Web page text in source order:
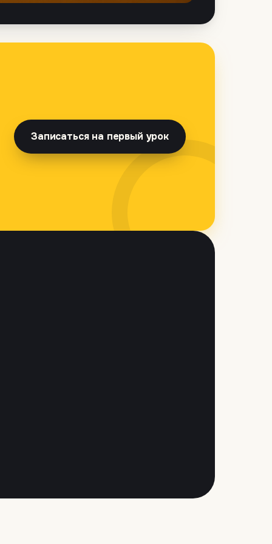
Записаться на первый урок